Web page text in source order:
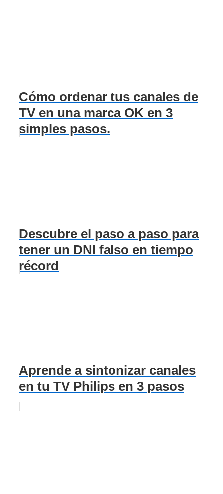
Cómo ordenar tus canales de
TV en una marca OK en 3
simples pasos.
Descubre el paso a paso para
tener un DNI falso en tiempo
récord
Aprende a sintonizar canales
en tu TV Philips en 3 pasos